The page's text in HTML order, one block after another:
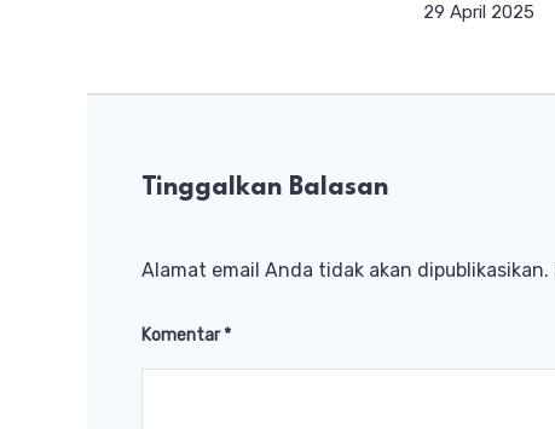
29 April 2025
Tinggalkan Balasan
Alamat email Anda tidak akan dipublikasikan.
Komentar*